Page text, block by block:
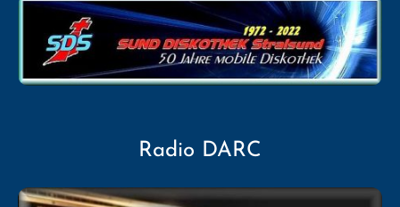
Radio DARC